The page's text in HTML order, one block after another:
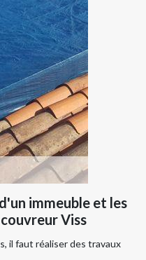
immeuble et les
Viss
il faut réaliser des travaux